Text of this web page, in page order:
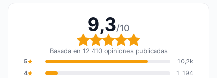
9,3/10
Calificación global: 9,3
Basada en 12 410 opiniones publicadas
5
10,2k
4
1 194